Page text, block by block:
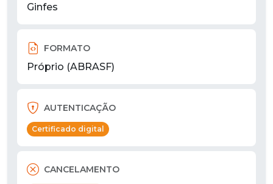
Ginfes
FORMATO
Próprio (ABRASF)
AUTENTICAÇÃO
Certificado digital
CANCELAMENTO